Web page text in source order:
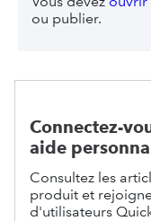
ou publier.
Connectez-
aide
Consultez les
produit et
d'utilisateurs